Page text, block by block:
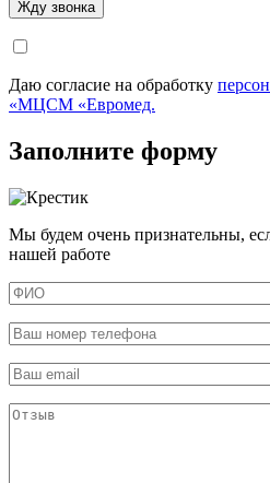
Даю согласие на обработку
«МЦСМ «Евромед.
Заполните форму
Мы будем очень признательны,
нашей работе